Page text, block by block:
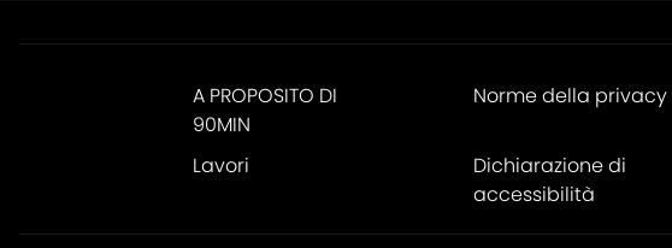
A PROPOSITO DI
90MIN
Norme della privacy
Lavori
Dichiarazione di
accessibilità